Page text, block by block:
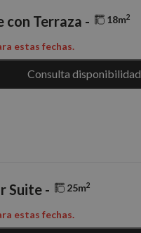
con Terraza - 18m2
estas fechas.
Consulta disponibilidad
Suite - 25m2
estas fechas.